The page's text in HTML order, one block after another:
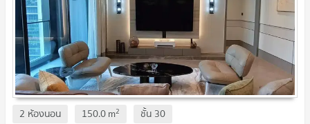
2 ห้องนอน 150.0m2 ชั้น 30